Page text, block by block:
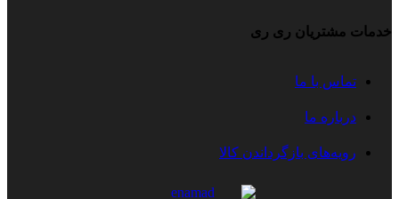
خدمات مشتریان ری ری
تماس با ما
درباره ما
رویه‌های بازگرداندن کالا